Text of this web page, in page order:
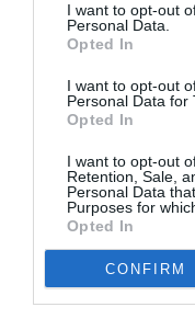
I want to opt-out
Personal Data.
Opted In
I want to opt-out
Personal Data for
Opted In
I want to opt-out
Retention, Sale,
Personal Data
Purposes for
Opted In
CONFIRM
JAZZ - BLUES - ETHNIC
ΗΛΙΑΣ ΔΟΥΜΑΝΗΣ
Newsletter
Κάθε βδομάδα στο
την Τέχνη και τον